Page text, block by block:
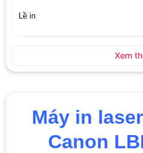
Máy in
Canon
Lề in
Xem